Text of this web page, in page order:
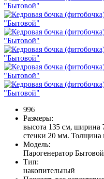
996
Размеры:
высота 135 см, ширина
стенки 20 мм.
Модель:
Парогенератор Бытовой
Тип:
накопительный